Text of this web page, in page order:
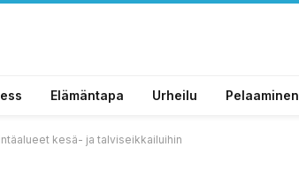
Elämäntapa Urheilu Pelaaminen
kesä- ja talviseikkailuihin